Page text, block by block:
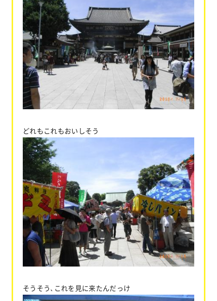
どれもこれもおいしそう
そうそう､これを見に来たんだっけ